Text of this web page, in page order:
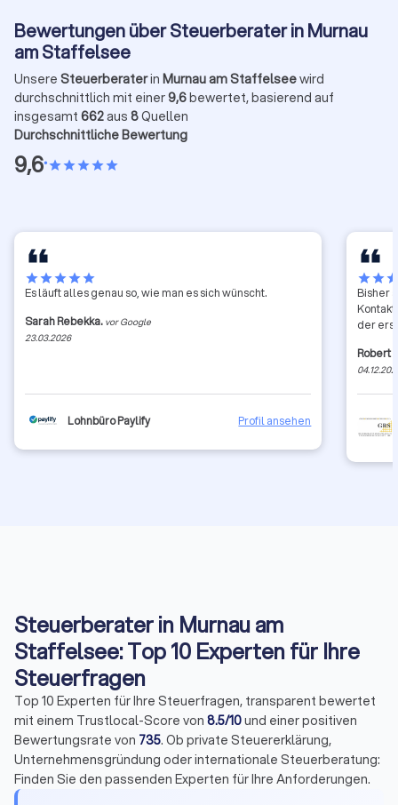
Bewertungen über Steuerberater in Murnau
am Staffelsee
Unsere Steuerberaterin Murnau am Staffelseewird
durchschnittlich mit einer9,6bewertet, basierend auf
insgesamt 662aus 8Quellen
Durchschnittliche Bewertung
9,6•starstarstarstarstar
starstarstarstarstar
Es läuft alles genau so, wie man es sich wünscht.
Sarah Rebekka. vor Google
23.03.2026
Lohnbüro Paylify Profil ansehen
starstar
Bisher
der
Robert
Steuerberater in Murnau am
Staffelsee: Top 10 Experten für Ihre
Steuerfragen
Top 10 Experten für Ihre Steuerfragen, transparent bewertet
mit einem Trustlocal-Score von 8.5/10und einer positiven
Bewertungsrate von 735. Ob private Steuererklärung,
Unternehmensgründung oder internationale Steuerberatung:
Finden Sie den passenden Experten für Ihre Anforderungen.